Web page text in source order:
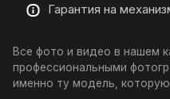
Гарантия на
Все фото и видео в нашем
профессиональными
именно ту модель,